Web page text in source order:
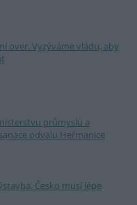
over. Vyzýváme vládu, aby
průmyslu a
odvalu Heřmanice
Česko musí lépe